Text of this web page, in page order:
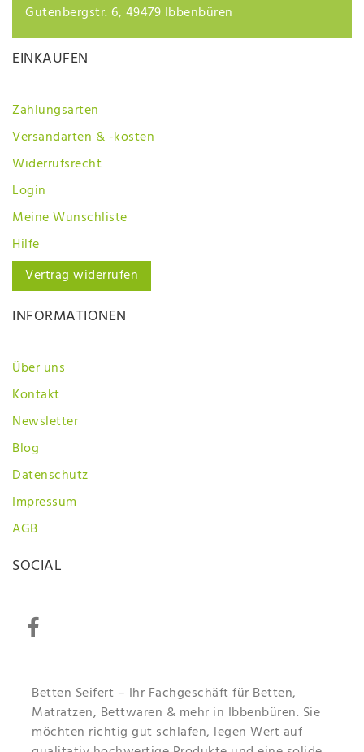
Gutenbergstr. 6, 49479 Ibbenbüren
EINKAUFEN
Zahlungsarten
Versandarten & -kosten
Widerrufsrecht
Login
Meine Wunschliste
Hilfe
Vertrag widerrufen
INFORMATIONEN
Über uns
Kontakt
Newsletter
Blog
Datenschutz
Impressum
AGB
SOCIAL
Betten Seifert – Ihr Fachgeschäft für Betten,
Matratzen, Bettwaren & mehr in Ibbenbüren. Sie
möchten richtig gut schlafen, legen Wert auf